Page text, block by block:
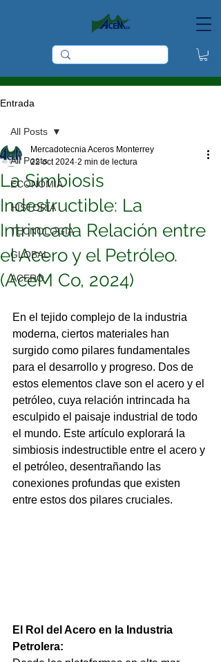
Entrada
All Posts
ECONOMIA
HISTORIA
TECNOLOGIA
GLOBAL
ACERO
All Posts
La Simbiosis
Indestructible: La
Intrincada Relación entre
el Acero y el Petróleo.
(AceM Co, 2024)
Mercadotecnia Aceros Monterrey
22 oct 2024 2 min de lectura
En el tejido complejo de la industria
moderna, ciertos materiales han
surgido como pilares fundamentales
para el desarrollo y progreso. Dos de
estos elementos clave son el acero y el
petróleo, cuya relación intrincada ha
esculpido el paisaje industrial de todo
el mundo. Este artículo explorará la
simbiosis indestructible entre el acero y
el petróleo, desentrañando las
conexiones profundas que existen
entre estos dos pilares cruciales.
El Rol del Acero en la Industria
Petrolera: